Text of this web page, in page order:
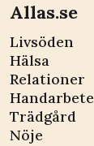
Allas.se
Livsöden
Hälsa
Relationer
Handarbete
Trädgård
Nöje